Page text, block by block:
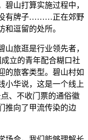
山打算实施过程中，
没有牌子………正在郊野
和逗留的处所。
旅逛是行业领先者，
立的青年配合糊口社
的旅客类型。碧山村如
小华说，这是一个线上
、不收门票的通俗徽
推向了甲流传染的边